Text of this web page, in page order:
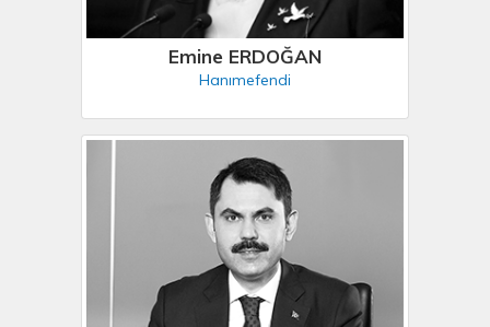
Emine ERDOĞAN
Hanımefendi